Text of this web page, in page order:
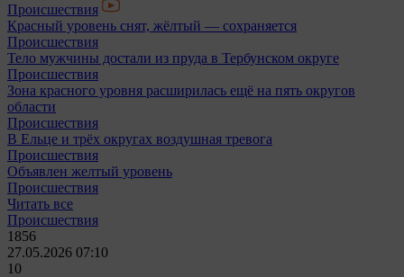
Происшествия
Красный уровень снят, жёлтый — сохраняется
Происшествия
Тело мужчины достали из пруда в Тербунском округе
Происшествия
Зона красного уровня расширилась ещё на пять округов
области
Происшествия
В Ельце и трёх округах воздушная тревога
Происшествия
Объявлен желтый уровень
Происшествия
Читать все
Происшествия
1856
27.05.2026 07:10
10